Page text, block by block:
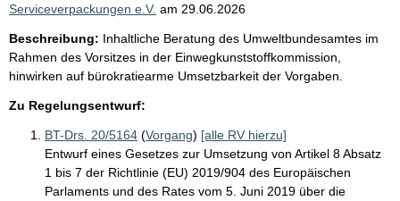
Serviceverpackungen e.V. am 29.06.2026
Beschreibung: Inhaltliche Beratung des Umweltbundesamtes im
Rahmen des Vorsitzes in der Einwegkunststoffkommission,
hinwirken auf bürokratiearme Umsetzbarkeit der Vorgaben.
Zu Regelungsentwurf:
BT-Drs. 20/5164 (Vorgang) [alle RV hierzu]
Entwurf eines Gesetzes zur Umsetzung von Artikel 8 Absatz
1 bis 7 der Richtlinie (EU) 2019/904 des Europäischen
Parlaments und des Rates vom 5. Juni 2019 über die